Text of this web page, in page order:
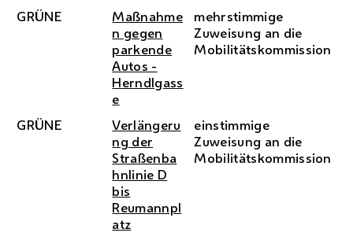
GRÜNE
Maßnahme
n gegen
parkende
Autos -
Herndlgass
e
mehrstimmige
Zuweisung an die
Mobilitätskommission
GRÜNE
Verlängeru
ng der
Straßenba
hnlinie D
bis
Reumannpl
atz
einstimmige
Zuweisung an die
Mobilitätskommission